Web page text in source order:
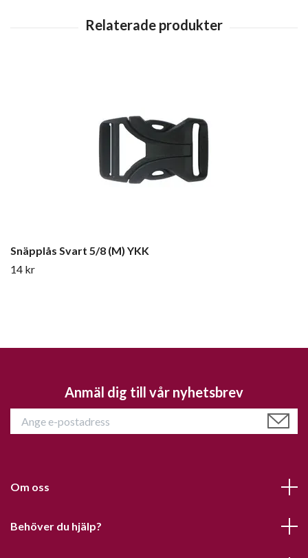
Snäpplås Svart 5/8 (M) YKK
14 kr
Anmäl dig till vår nyhetsbrev
Om oss
Behöver du hjälp?